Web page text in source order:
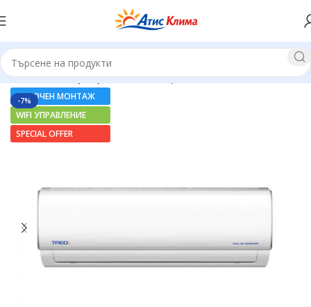
Начало Инверторни климатици
ВКЛЮЧЕН МОНТАЖ
WIFI УПРАВЛЕНИЕ
SPECIAL OFFER
-7%